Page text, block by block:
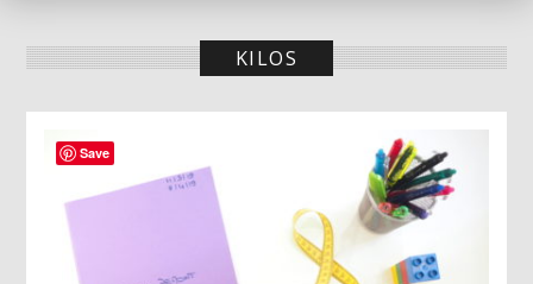
KILOS
Save